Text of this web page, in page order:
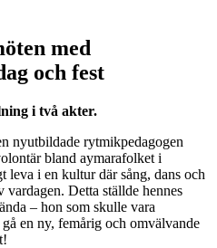
med
och fest
i två akter.
nyutbildade rytmikpedagogen
bland aymarafolket i
i en kultur där sång, dans och
Detta ställde hennes
– hon som skulle vara
en ny, femårig och omvälvande